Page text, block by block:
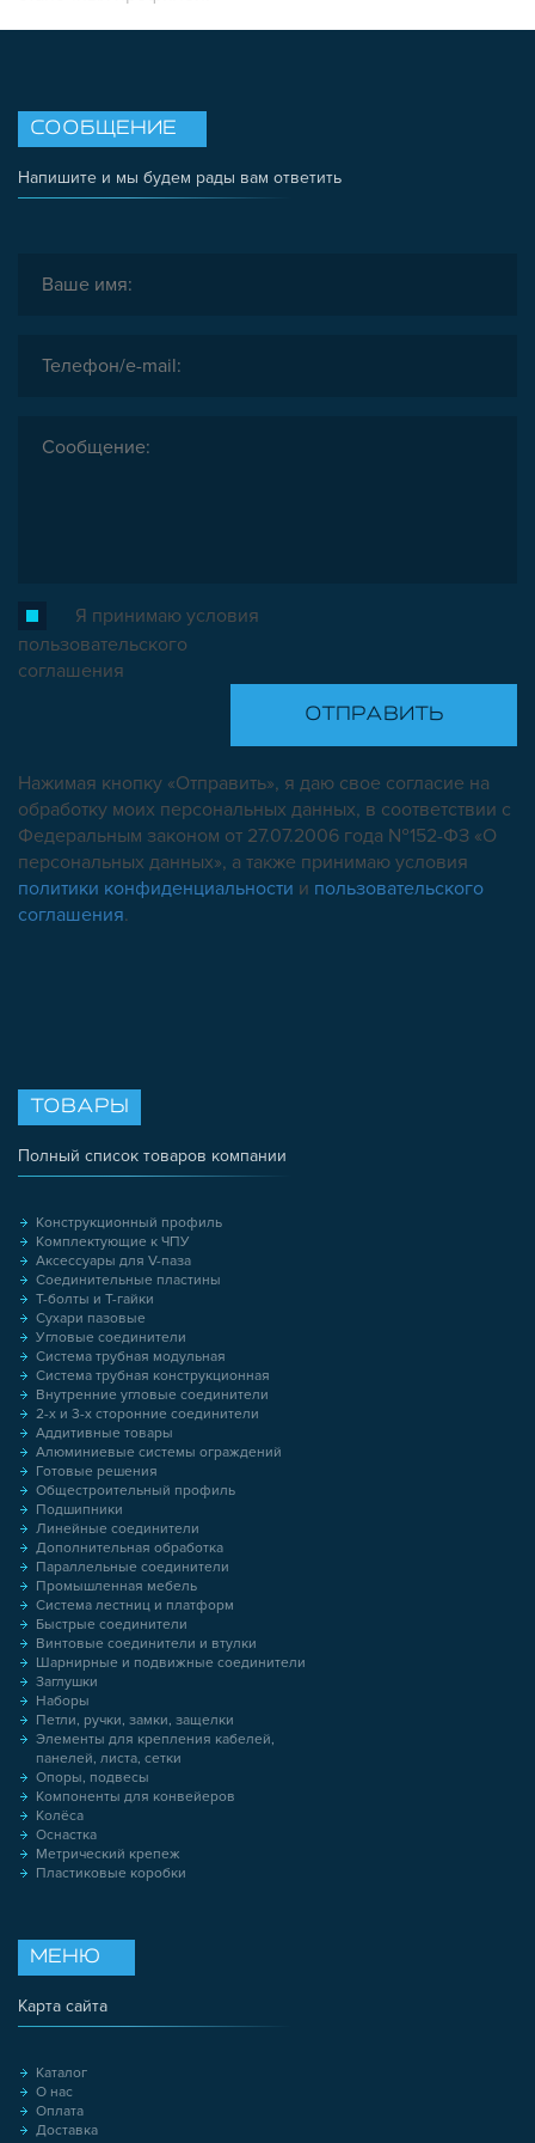
СООБЩЕНИЕ
Напишите и мы будем рады вам ответить
Я принимаю условия
пользовательского
соглашения
Нажимая кнопку «Отправить», я даю свое согласие на
обработку моих персональных данных, в соответствии с
Федеральным законом от 27.07.2006 года №152-ФЗ «О
персональных данных», а также принимаю условия
политики конфиденциальности и пользовательского
соглашения.
ТОВАРЫ
Полный список товаров компании
Конструкционный профиль
Комплектующие к ЧПУ
Аксессуары для V-паза
Соединительные пластины
Т-болты и Т-гайки
Сухари пазовые
Угловые соединители
Система трубная модульная
Система трубная конструкционная
Внутренние угловые соединители
2-х и 3-х сторонние соединители
Аддитивные товары
Алюминиевые системы ограждений
Готовые решения
Общестроительный профиль
Подшипники
Линейные соединители
Дополнительная обработка
Параллельные соединители
Промышленная мебель
Система лестниц и платформ
Быстрые соединители
Винтовые соединители и втулки
Шарнирные и подвижные соединители
Заглушки
Наборы
Петли, ручки, замки, защелки
Элементы для крепления кабелей,
панелей, листа, сетки
Опоры, подвесы
Компоненты для конвейеров
Колёса
Оснастка
Метрический крепеж
Пластиковые коробки
МЕНЮ
Карта сайта
Каталог
О нас
Оплата
Доставка